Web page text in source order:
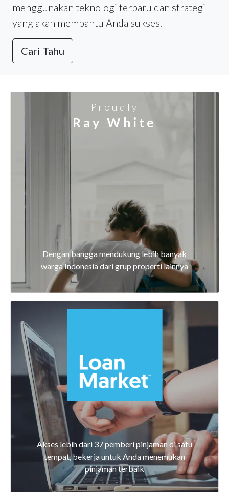
menggunakan teknologi terbaru dan strategi
yang akan membantu Anda sukses.
Cari Tahu
Proudly
Ray White
Dengan bangga mendukung lebih banyak
warga Indonesia dari grup properti lainnya
Akses lebih dari 37 pemberi pinjaman di satu
tempat, bekerja untuk Anda menemukan
pinjaman terbaik